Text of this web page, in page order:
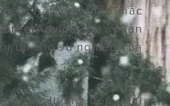
hãy gửi thắc mắc
để nhận
ưu cho sự nghiệp của
tăng lương đến giải